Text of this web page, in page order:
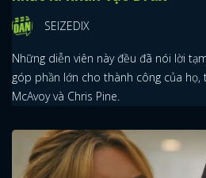
SEIZEDIX
Những diễn viên này đều đã nói lời
góp phần lớn cho thành công của họ,
McAvoy và Chris Pine.